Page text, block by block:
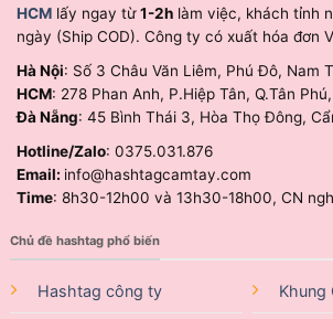
HCM lấy ngay từ1-2h làm việc, khách tỉnh
ngày (Ship COD). Công ty có xuất hóa đơn
Hà Nội: Số 3 Châu Văn Liêm, Phú Đô, Nam
HCM: 278 Phan Anh, P.Hiệp Tân, Q.Tân
Đà Nẵng: 45 Bình Thái 3, Hòa Thọ Đông,
Hotline/Zalo: 0375.031.876
Email: info@hashtagcamtay.com
Time: 8h30-12h00 và 13h30-18h00, CN
Chủ đề hashtag phổ biến
Hashtag công ty Khung